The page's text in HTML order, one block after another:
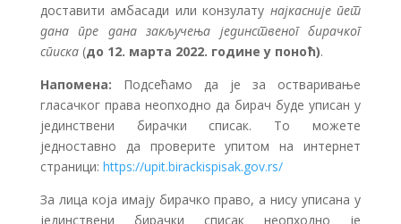
доставити амбасади или конзулату најкасније пет
дана пре дана закључења јединственог бирачког
списка(до 12. марта 2022. године у поноћ).
Напомена: Подсећамо да је за остваривање
гласачког права неопходно да бирач буде уписан у
јединствени бирачки списак. То можете
једноставно да проверите упитом на интернет
страници: https://upit.birackispisak.gov.rs/
За лица која имају бирачко право, а нису уписана у
јединствени бирачки списак неопходно је